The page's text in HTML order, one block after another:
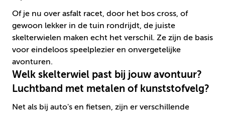
Of je nu over asfalt racet, door het bos cross, of
gewoon lekker in de tuin rondrijdt, de juiste
skelterwielen maken echt het verschil. Ze zijn de basis
voor eindeloos speelplezier en onvergetelijke
avonturen.
Welk skelterwiel past bij jouw avontuur?
Luchtband met metalen of kunststofvelg?
Net als bij auto's en fietsen, zijn er verschillende